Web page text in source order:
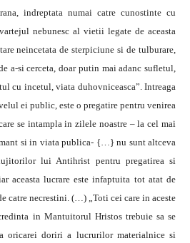
indreptata numai catre cunostinte cu
nebunesc al vietii legate de aceasta
neincetata de sterpiciune si de tulburare,
a-si cerceta, doar putin mai adanc sufletul,
cu incetul, viata duhovniceasca”. Intreaga
ei public, este o pregatire pentru venirea
se intampla in zilele noastre – la cel mai
si in viata publica- {…} nu sunt altceva
lui Antihrist pentru pregatirea si
aceasta lucrare este infaptuita tot atat de
catre necrestini. (…) „Toti cei care in aceste
in Mantuitorul Hristos trebuie sa se
oricarei doriri a lucrurilor materialnice si